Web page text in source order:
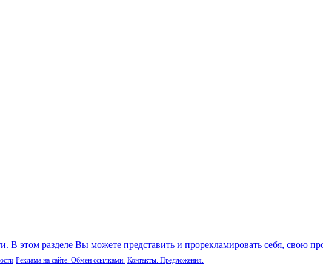
В этом разделе Вы можете представить и прорекламировать себя, свою
Реклама на сайте. Обмен ссылками. Контакты. Предложения.